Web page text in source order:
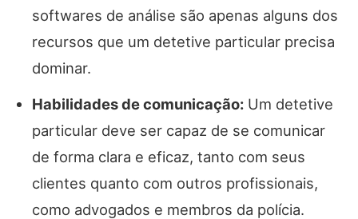
softwares de análise são apenas alguns dos
recursos que um detetive particular precisa
dominar.
Habilidades de comunicação: Um detetive
particular deve ser capaz de se comunicar
de forma clara e eficaz, tanto com seus
clientes quanto com outros profissionais,
como advogados e membros da polícia.